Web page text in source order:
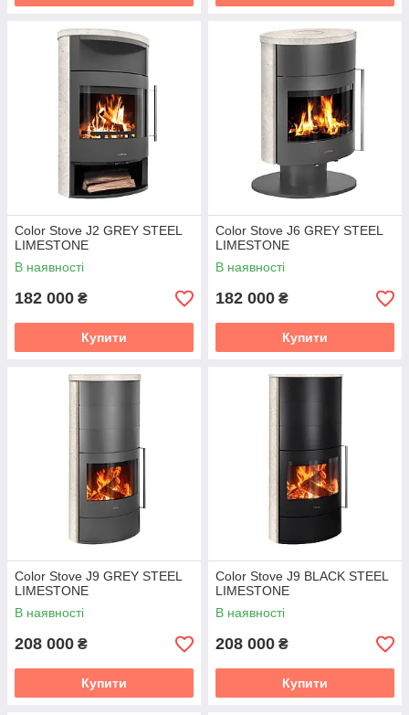
Color Stove J2 GREY STEEL
LIMESTONE
В наявності
182 000 ₴
Купити
Color Stove J6 GREY STEEL
LIMESTONE
В наявності
182 000 ₴
Купити
Color Stove J9 GREY STEEL
LIMESTONE
В наявності
208 000 ₴
Купити
Color Stove J9 BLACK STEEL
LIMESTONE
В наявності
208 000 ₴
Купити